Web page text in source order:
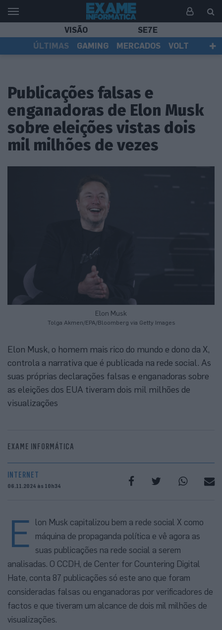
VISÃO
SE7E
ÚLTIMAS
GAMING MERCADOS
VOLT
Publicações falsas e
enganadoras de Elon Musk
sobre eleições vistas dois
mil milhões de vezes
Elon Musk
Tolga Akmen/EPA/Bloomberg via Getty Images
Elon Musk, o homem mais rico do mundo e dono da X,
controla a narrativa que é publicada na rede social. As
suas próprias declarações falsas e enganadoras sobre
as eleições dos EUA tiveram dois mil milhões de
visualizações
EXAME INFORMÁTICA
INTERNET
06.11.2024 às 10h34
E
lon Musk capitalizou bem a rede social X como
máquina de propaganda política e vê agora as
suas publicações na rede social a serem
analisadas. O CCDH, de Center for Countering Digital
Hate, conta 87 publicações só este ano que foram
consideradas falsas ou enganadoras por verificadores de
factos e que tiveram um alcance de dois mil milhões de
visualizações.